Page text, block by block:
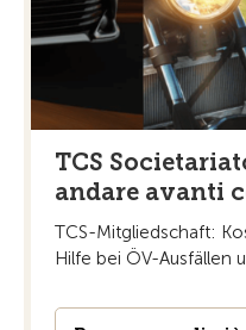
TCS
andare avanti
TCS-Mitgliedschaft:
Hilfe bei ÖV-Ausfällen